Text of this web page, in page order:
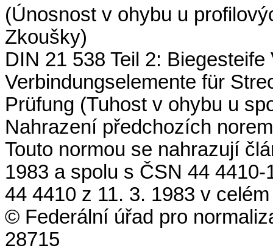
(Únosnost v ohybu u
Zkoušky)
DIN 21 538 Teil 2:
Verbindungselemente für
Prüfung (Tuhost v ohybu u
Nahrazení předchozích norem
Touto normou se nahrazují
1983 a spolu s ČSN 44
44 4410 z 11. 3. 1983 v
© Federální úřad pro
28715